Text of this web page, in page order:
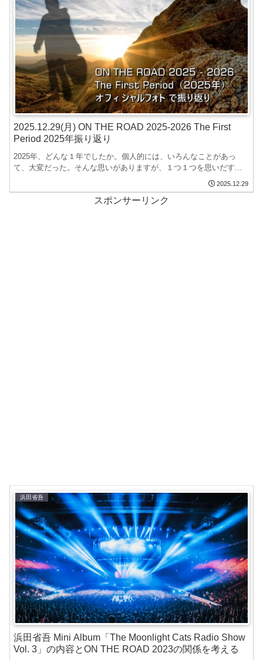
2025.12.29(月) ON THE ROAD 2025-2026 The First
Period 2025年振り返り
2025年、どんな１年でしたか。個人的には、いろんなことがあっ
て、大変だった。そんな思いがありますが、１つ１つを思いだす...
2025.12.29
スポンサーリンク
浜田省吾
浜田省吾 Mini Album「The Moonlight Cats Radio Show
Vol. 3」の内容とON THE ROAD 2023の関係を考える